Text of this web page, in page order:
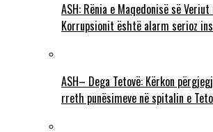
ASH: Rënia e Maqedonisë së
Korrupsionit është alarm serioz
ASH– Dega Tetovë: Kërkon
rreth punësimeve në spitalin e